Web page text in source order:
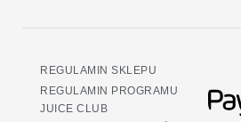
REGULAMIN SKLEPU
REGULAMIN PROGRAMU
JUICE CLUB